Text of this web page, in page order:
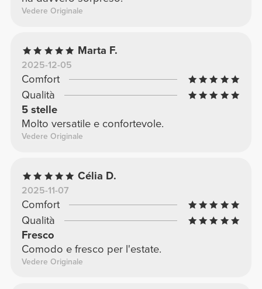
Vedere Originale
Marta F.
2025-12-05
Comfort
Qualità
5 stelle
Molto versatile e confortevole.
Vedere Originale
Célia D.
2025-11-07
Comfort
Qualità
Fresco
Comodo e fresco per l'estate.
Vedere Originale